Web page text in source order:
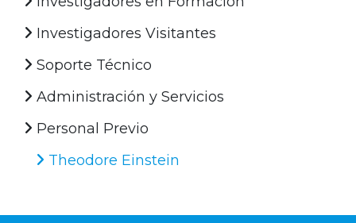
Investigadores Visitantes
Soporte Técnico
Administración y Servicios
Personal Previo
Theodore Einstein